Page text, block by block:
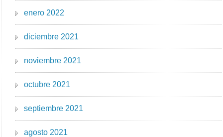
enero 2022
diciembre 2021
noviembre 2021
octubre 2021
septiembre 2021
agosto 2021